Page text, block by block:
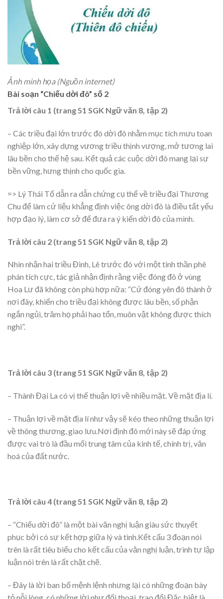
Ảnh minh họa (Nguồn internet)
Bài soạn “Chiếu dời đô” số 2
Trả lời câu 1 (trang 51 SGK Ngữ văn 8, tập 2)
– Các triều đại lớn trước đó dời đô nhằm mục tích mưu toan
nghiệp lớn, xây dựng vương triều thịnh vượng, mở tương lai
lâu bền cho thế hệ sau. Kết quả các cuộc dời đô mang lại sự
bền vững, hưng thịnh cho quốc gia.
=> Lý Thái Tổ dẫn ra dẫn chứng cụ thể về triều đại Thương
Chu để làm cứ liệu khẳng định việc ông dời đô là điều tất yếu
hợp đạo lý, làm cơ sở để đưa ra ý kiến dời đô của mình.
Trả lời câu 2 (trang 51 SGK Ngữ văn 8, tập 2)
Nhìn nhận hai triều Đinh, Lê trước đó với một tinh thần phê
phán tích cực, tác giả nhận định rằng việc đóng đô ở vùng
Hoa Lư đã không còn phù hợp nữa: “Cứ đóng yên đô thành ở
nơi đây, khiến cho triều đại không được lâu bền, số phận
ngắn ngủi, trăm họ phải hao tổn, muôn vật không được thích
nghi”.
Trả lời câu 3 (trang 51 SGK Ngữ văn 8, tập 2)
– Thành Đại La có vị thế thuận lợi về nhiều mặt. Về mặt địa lí.
– Thuận lợi về mặt địa lí như vậy sẽ kéo theo những thuận lợi
về thông thương, giao lưu.Nơi định đô mới này sẽ đáp ứng
được vai trò là đầu mối trung tâm của kinh tế, chính trị, văn
hoá của đất nước.
Trả lời câu 4 (trang 51 SGK Ngữ văn 8, tập 2)
– “Chiếu dời đô” là một bài văn nghị luận giàu sức thuyết
phục bởi có sự kết hợp giữa lý và tình.Kết cấu 3 đoạn nói
trên là rất tiêu biểu cho kết cấu của văn nghị luận, trình tự lập
luận nói trên là rất chặt chẽ.
– Đây là lời ban bố mệnh lệnh nhưng lại có những đoạn bày